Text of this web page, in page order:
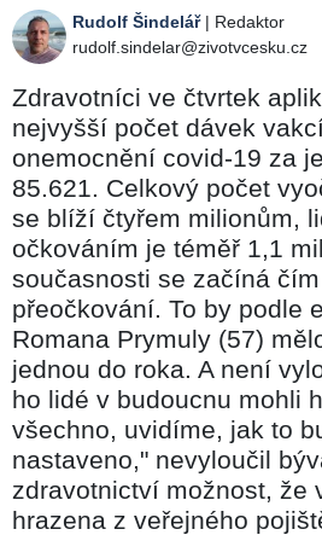
Rudolf Šindelář| Redaktor
rudolf.sindelar@zivotvcesku.cz
Zdravotníci ve čtvrtek
nejvyšší počet dávek
onemocnění covid-19 za
85.621. Celkový počet
se blíží čtyřem milionům,
očkováním je téměř 1,1
současnosti se začíná
přeočkování. To by podle
Romana Prymuly (57)
jednou do roka. A není
ho lidé v budoucnu mohli
všechno, uvidíme, jak to
nastaveno," nevyloučil
zdravotnictví možnost, že
hrazena z veřejného